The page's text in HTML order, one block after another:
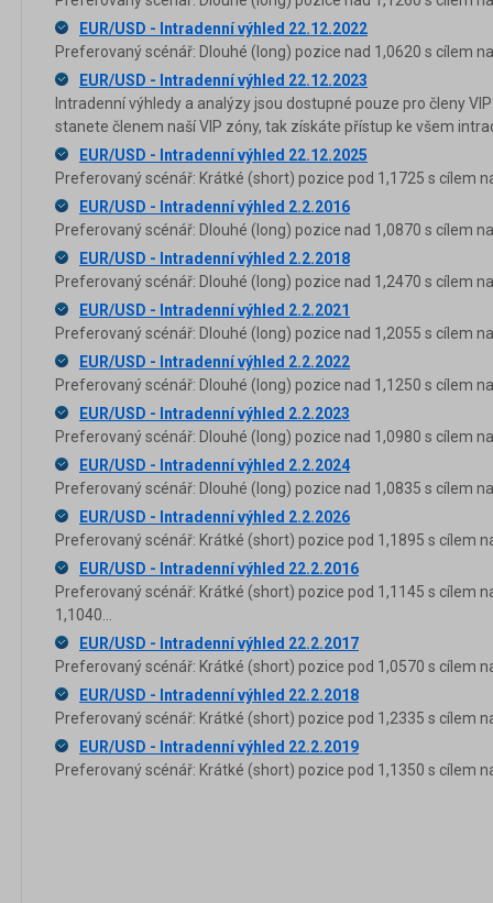
EUR/USD - Intradenní výhled 22.12.2022
Preferovaný scénář: Dlouhé (long) pozice nad 1,0620 s cílem
EUR/USD - Intradenní výhled 22.12.2023
Intradenní výhledy a analýzy jsou dostupné pouze pro členy
stanete členem naší VIP zóny, tak získáte přístup ke všem
EUR/USD - Intradenní výhled 22.12.2025
Preferovaný scénář: Krátké (short) pozice pod 1,1725 s cílem
EUR/USD - Intradenní výhled 2.2.2016
Preferovaný scénář: Dlouhé (long) pozice nad 1,0870 s cílem
EUR/USD - Intradenní výhled 2.2.2018
Preferovaný scénář: Dlouhé (long) pozice nad 1,2470 s cílem
EUR/USD - Intradenní výhled 2.2.2021
Preferovaný scénář: Dlouhé (long) pozice nad 1,2055 s cílem
EUR/USD - Intradenní výhled 2.2.2022
Preferovaný scénář: Dlouhé (long) pozice nad 1,1250 s cílem
EUR/USD - Intradenní výhled 2.2.2023
Preferovaný scénář: Dlouhé (long) pozice nad 1,0980 s cílem
EUR/USD - Intradenní výhled 2.2.2024
Preferovaný scénář: Dlouhé (long) pozice nad 1,0835 s cílem
EUR/USD - Intradenní výhled 2.2.2026
Preferovaný scénář: Krátké (short) pozice pod 1,1895 s cílem
EUR/USD - Intradenní výhled 22.2.2016
Preferovaný scénář: Krátké (short) pozice pod 1,1145 s cílem
1,1040...
EUR/USD - Intradenní výhled 22.2.2017
Preferovaný scénář: Krátké (short) pozice pod 1,0570 s cílem
EUR/USD - Intradenní výhled 22.2.2018
Preferovaný scénář: Krátké (short) pozice pod 1,2335 s cílem
EUR/USD - Intradenní výhled 22.2.2019
Preferovaný scénář: Krátké (short) pozice pod 1,1350 s cílem